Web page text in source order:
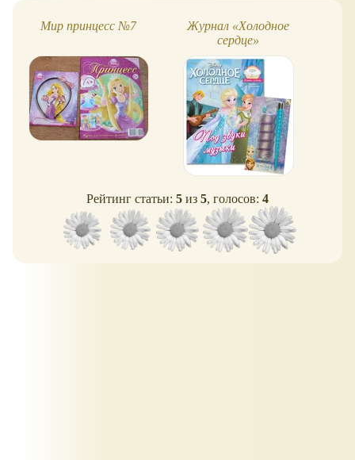
Мир принцесс №7
Журнал «Холодное
сердце»
Рейтинг статьи: 5 из 5, голосов: 4